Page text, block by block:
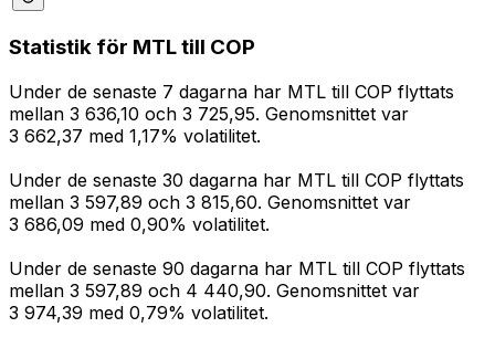
Statistik för MTL till COP
Under de senaste 7 dagarna har MTL till COP flyttats
mellan 3 636,10 och 3 725,95. Genomsnittet var
3 662,37 med 1,17% volatilitet.
Under de senaste 30 dagarna har MTL till COP flyttats
mellan 3 597,89 och 3 815,60. Genomsnittet var
3 686,09 med 0,90% volatilitet.
Under de senaste 90 dagarna har MTL till COP flyttats
mellan 3 597,89 och 4 440,90. Genomsnittet var
3 974,39 med 0,79% volatilitet.